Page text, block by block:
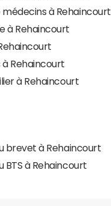
à Rehaincourt
à Rehaincourt
à Rehaincourt
à Rehaincourt
brevet à Rehaincourt
BTS à Rehaincourt